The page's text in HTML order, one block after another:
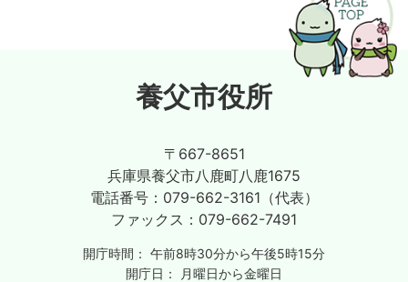
養父市役所
〒667-8651
兵庫県養父市八鹿町八鹿1675
電話番号： 079-662-3161（代表）
ファックス： 079-662-7491
開庁時間： 午前8時30分から午後5時15分
開庁日：
月曜日から金曜日